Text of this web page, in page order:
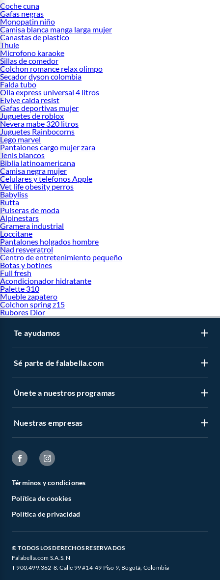
Coche cuna
Gafas negras
Monopatin niño
Camisa blanca manga larga mujer
Canastas de plastico
Thule
Microfono karaoke
Sillas de comedor
Colchon romance relax olimpo
Secador dyson colombia
Falda tubo
Olla express universal 4 litros
Elvive caida resist
Gafas deportivas mujer
Juguetes de roblox
Nevera mabe 320 litros
Juguetes Rainbocorns
Lego marvel
Pantalones cargo mujer zara
Tenis blancos
Biblia latinoamericana
Camisa negra mujer
Celulares y telefonos Apple
Vet life obesity perros
Babyliss
Rutta
Pulseras de moda
Alpinestars
Gramera industrial
Loccitane
Pantalones holgados hombre
Nad resveratrol
Centro de entretenimiento pequeño
Botas y botines
Full fresh
Acondicionador hidratante
Palette 310
Mueble zapatero
Colchon spring z15
Rubores Dior
Te ayudamos
Sé parte de falabella.com
Únete a nuestros programas
Nuestras empresas
Términos y condiciones
Política de cookies
Política de privacidad
© TODOS LOS DERECHOS RESERVADOS
Falabella.com S.A.S. N
T 900.499.362-8. Calle 99 #14-49 Piso 9, Bogotá, Colombia